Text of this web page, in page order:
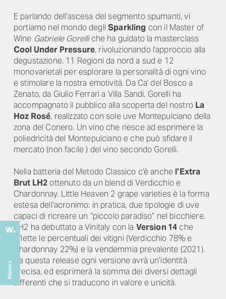
E parlando dell'ascesa del segmento spumanti, vi
portiamo nel mondo degliSparkling con il Master of
Wine Gabriele Gorelliche ha guidato la masterclass
Cool Under Pressure, rivoluzionando l'approccio alla
degustazione. 11 Regioni da nord a sud e 12
monovarietali per esplorare la personalità di ogni vino
e stimolare la nostra emotività. Da Ca' del Bosco a
Zenato, da Giulio Ferrari a Villa Sandi, Gorelli ha
accompagnato il pubblico alla scoperta del nostro La
Hoz Rosé, realizzato con sole uve Montepulciano della
zona del Conero. Un vino che riesce ad esprimere la
poliedricità del Montepulciano e che può sfidare il
mercato (non facile ) del vino secondo Gorelli.
Nella batteria del Metodo Classico c’è anche l’Extra
Brut LH2ottenuto da un blend di Verdicchio e
Chardonnay. Little Heaven 2 grape varieties è la forma
estesa dell’acronimo: in pratica, due tipologie di uve
capaci di ricreare un “piccolo paradiso” nel bicchiere.
LH2 ha debuttato a Vinitaly con la Version 14che
riflette le percentuali dei vitigni (Verdicchio 78% e
Chardonnay 22%) e la vendemmia prevalente (2021).
Da questa release ogni versione avrà un’identità
precisa, ed esprimerà la somma dei diversi dettagli
differenti che si traducono in valore e unicità.